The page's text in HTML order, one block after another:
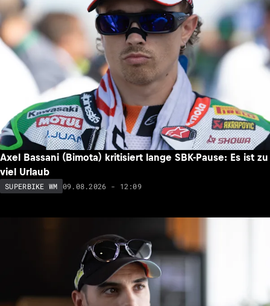
Axel Bassani (Bimota) kritisiert lange SBK-Pause: Es ist zu
viel Urlaub
SUPERBIKE WM 09.08.2026 - 12:09